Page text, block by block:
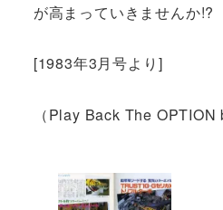
が高まっていきませんか!?
[1983年3月号より]
（Play Back The OPTION